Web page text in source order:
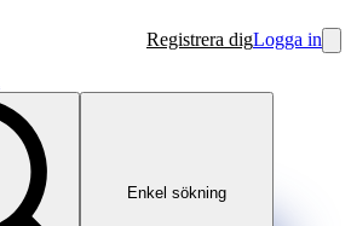
Registrera digLogga in
Enkel sökning